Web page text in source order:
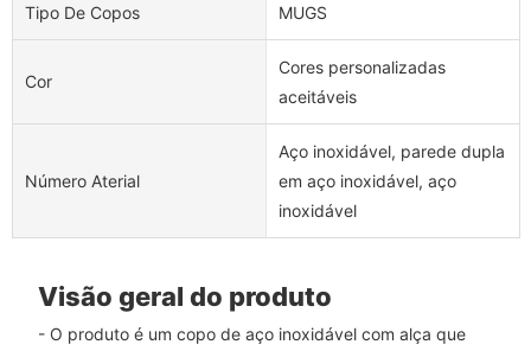
Tipo De Copos MUGS
Cor
Cores personalizadas
aceitáveis
Número Aterial
Aço inoxidável, parede dupla
em aço inoxidável, aço
inoxidável
Visão geral do produto
- O produto é um copo de aço inoxidável com alça que